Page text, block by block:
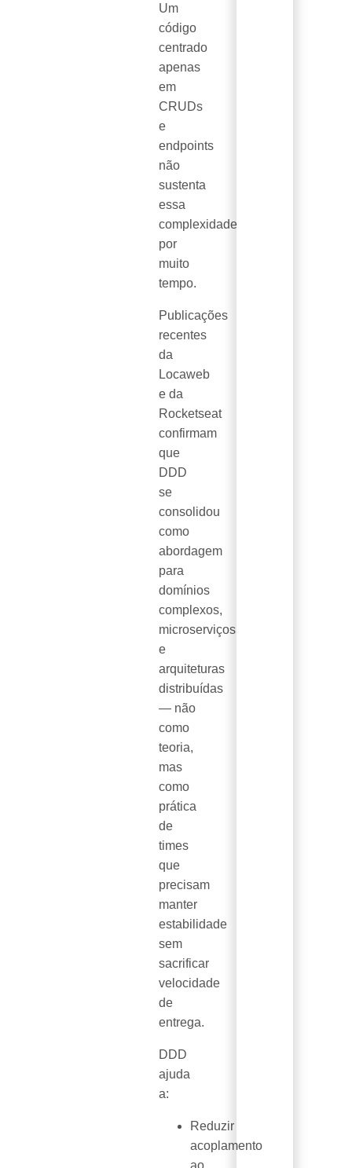
Um
código
centrado
apenas
em
CRUDs
e
endpoints
não
sustenta
essa
complexidade
por
muito
tempo.
Publicações
recentes
da
Locaweb
e da
Rocketseat
confirmam
que
DDD
se
consolidou
como
abordagem
para
domínios
complexos,
microserviços
e
arquiteturas
distribuídas
— não
como
teoria,
mas
como
prática
de
times
que
precisam
manter
estabilidade
sem
sacrificar
velocidade
de
entrega.
DDD
ajuda
a:
Reduzir
acoplamento